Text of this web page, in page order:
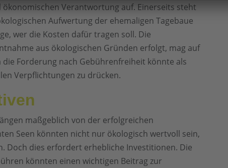
Verantwortung auf. Einerseits steht
Aufwertung der ehemaligen Tagebaue
wer die Kosten dafür tragen soll. Die
aus ökologischen Gründen erfolgt, mag auf
Forderung nach Gebührenfreiheit könnte als
Verpflichtungen zu drücken.
maßgeblich von der erfolgreichen
Seen könnten nicht nur ökologisch wertvoll sein,
Doch dies erfordert erhebliche Investitionen. Die
könnten einen wichtigen Beitrag zur